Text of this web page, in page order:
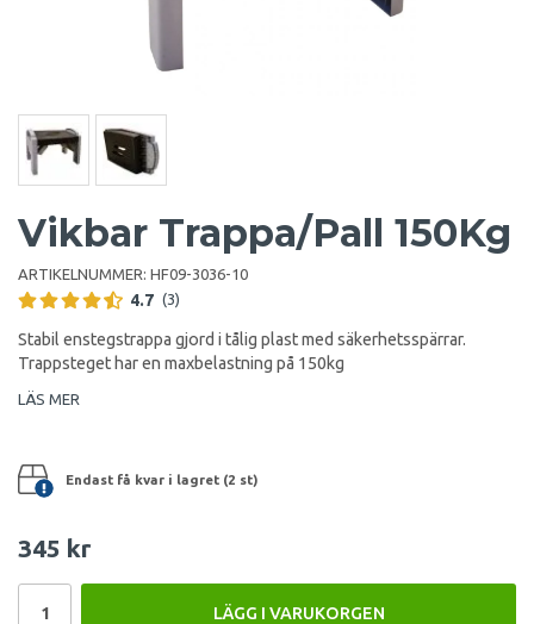
Vikbar Trappa/Pall 150Kg
ARTIKELNUMMER: HF09-3036-10
4.7 (3)
Stabil enstegstrappa gjord i tålig plast med säkerhetsspärrar.
Trappsteget har en maxbelastning på 150kg
LÄS MER
Endast få kvar i lagret (2 st)
345 kr
LÄGG I VARUKORGEN